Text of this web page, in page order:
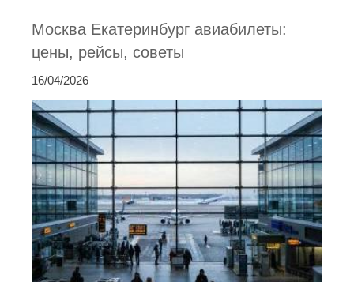
Москва Екатеринбург авиабилеты:
цены, рейсы, советы
16/04/2026